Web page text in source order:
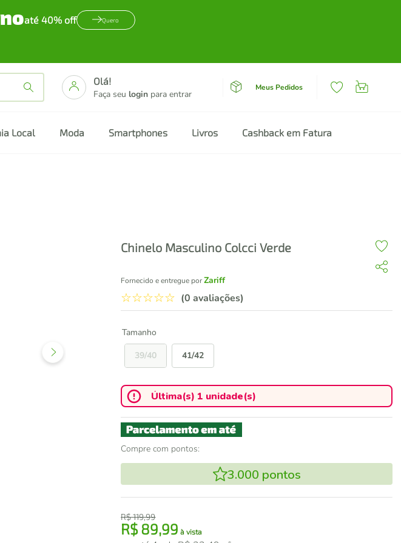
até 40% off Quero
Olá!
Faça seu login para entrar
Meus Pedidos
Local Moda Smartphones Livros Cashback em Fatura
Chinelo Masculino Colcci Verde
Fornecido e entregue porZariff
☆☆☆☆☆ (0 avaliações)
Tamanho
39/40
41/42
Última(s) 1 unidade(s)
Compre com pontos:
3.000 pontos
R$119,99
R$89,99 à vista